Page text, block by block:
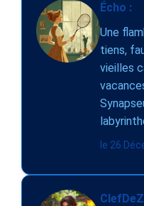
Écho :
Une
tiens,
vieilles
le 26